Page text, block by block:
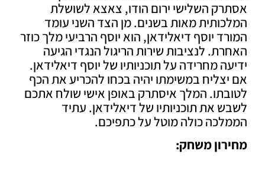
השלישי ירום הודו, צאצא לשושלת
מאות בשנים. מן הצד השני עומד
יוסף דיאלידאן, הוא יוסף הרביעי מלך כוזר
לנציבות שירות הריגול הנגדי הגיעה
מחרידה על תוכניותיו של יוסף דיאלידאן.
במשימתו יהיה בכחו להכריע את הכף
המלך איסתרק באופן אישי שולח אתכם
את תוכניותיו של דיאלידאן. עתיד
כולה מוטל על כתפיכם.
משחק: